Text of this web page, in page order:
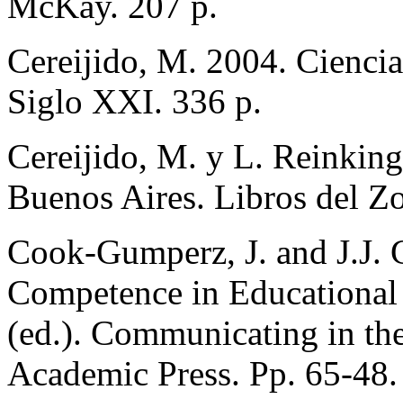
Cereijido, M. 2004.
Siglo XXI. 336 p.
Cereijido, M. y L.
Buenos Aires. Libros del
Cook-Gumperz, J. and
Competence in
(ed.). Communicating in
Academic Press. Pp. 65-48.